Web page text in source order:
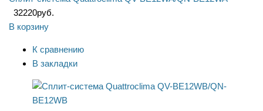
32220руб.
В корзину
К сравнению
В закладки